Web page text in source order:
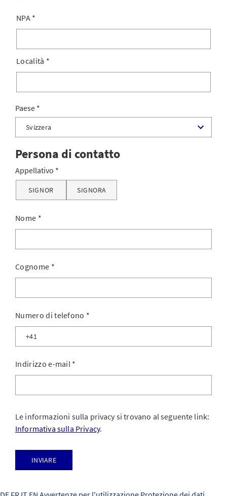
NPA *
Località *
Paese
Persona di contatto
Appellativo
SIGNOR SIGNORA
Nome *
Cognome *
Numero di telefono *
Indirizzo e-mail *
Le informazioni sulla privacy si trovano al seguente link:
Informativa sulla Privacy.
Inviare